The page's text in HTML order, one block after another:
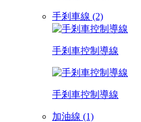
手剎車線 (2)
手剎車控制導線
手剎車控制導線
加油線 (1)